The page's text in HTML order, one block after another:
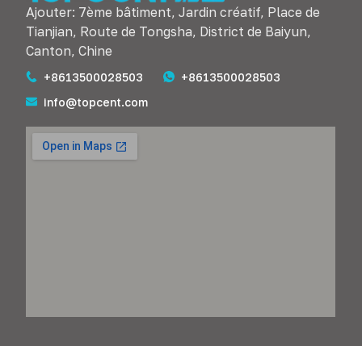
Ajouter: 7ème bâtiment, Jardin créatif, Place de
Tianjian, Route de Tongsha, District de Baiyun,
Canton, Chine
+8613500028503
+8613500028503
info@topcent.com